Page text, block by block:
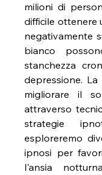
milioni di
difficile ottenere
negativamente
bianco
stanchezza
depressione.
migliorare il
attraverso
strategie
esploreremo
ipnosi per
l'ansia